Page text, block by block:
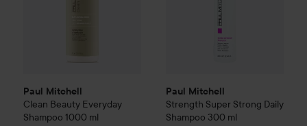
Paul Mitchell
Clean Beauty Everyday
Shampoo 1000 ml
Paul Mitchell
Strength Super Strong Daily
Shampoo 300 ml